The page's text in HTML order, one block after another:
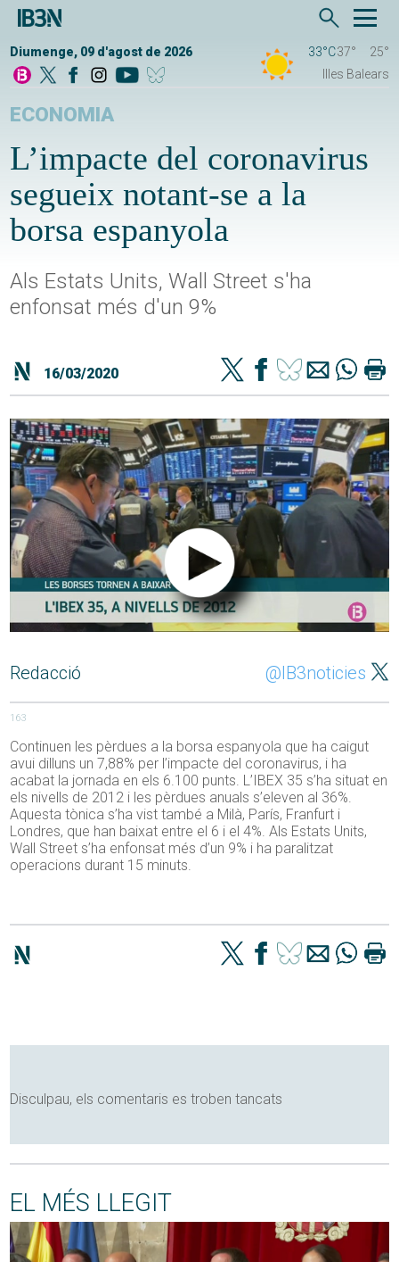
Diumenge, 09 d'agost de 2026 33°C37°
25°
Illes Balears
ECONOMIA
L’impacte del coronavirus
segueix notant-se a la
borsa espanyola
Als Estats Units, Wall Street s'ha
enfonsat més d'un 9%
16/03/2020
Redacció @IB3noticies
163
Continuen les pèrdues a la borsa espanyola que ha caigut
avui dilluns un 7,88% per l’impacte del coronavirus, i ha
acabat la jornada en els 6.100 punts. L’IBEX 35 s’ha situat en
els nivells de 2012 i les pèrdues anuals s’eleven al 36%.
Aquesta tònica s’ha vist també a Milà, París, Franfurt i
Londres, que han baixat entre el 6 i el 4%. Als Estats Units,
Wall Street s’ha enfonsat més d’un 9% i ha paralitzat
operacions durant 15 minuts.
Disculpau, els comentaris es troben tancats
EL MÉS LLEGIT